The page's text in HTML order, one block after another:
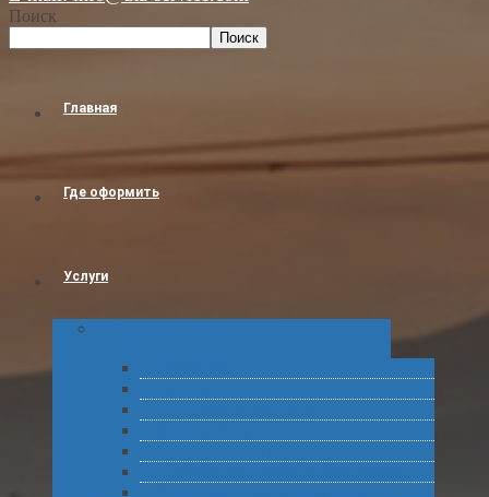
Поиск
Поиск
Главная
Где оформить
Услуги